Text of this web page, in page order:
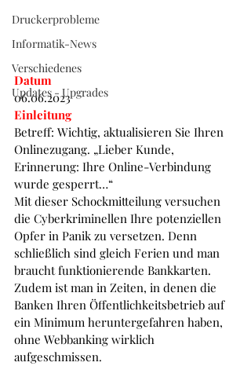
52 38 60
Druckerprobleme
Informatik-News
Verschiedenes
Updates - Upgrades
Datum
06.06.2023
Einleitung
Betreff: Wichtig, aktualisieren Sie Ihren
Onlinezugang. „Lieber Kunde,
Erinnerung: Ihre Online-Verbindung
wurde gesperrt…“
Mit dieser Schockmitteilung versuchen
die Cyberkriminellen Ihre potenziellen
Opfer in Panik zu versetzen. Denn
schließlich sind gleich Ferien und man
braucht funktionierende Bankkarten.
Zudem ist man in Zeiten, in denen die
Banken Ihren Öffentlichkeitsbetrieb auf
ein Minimum heruntergefahren haben,
ohne Webbanking wirklich
aufgeschmissen.